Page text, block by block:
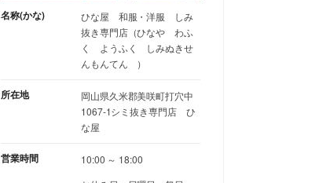
名称(かな)
ひな屋 和服・洋服 しみ
抜き専門店（ひなや わふ
く ようふく しみぬきせ
んもんてん ）
所在地
岡山県久米郡美咲町打穴中
1067-1シミ抜き専門店 ひ
な屋
営業時間
10:00 ～ 18:00